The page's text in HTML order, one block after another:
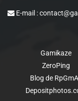
E-mail :
Gamikaze
ZeroPing
Blog de